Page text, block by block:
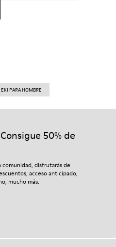
EKI PARA HOMBRE
50% de
comunidad, disfrutarás de
acceso anticipado,
mucho más.